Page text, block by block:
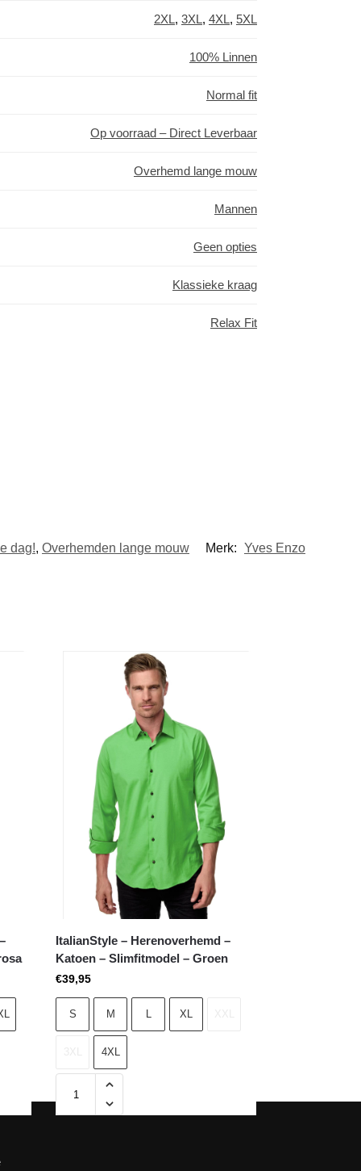
2XL, 3XL, 4XL, 5XL
100% Linnen
Normal fit
Op voorraad – Direct Leverbaar
Overhemd lange mouw
Mannen
Geen opties
Klassieke kraag
Relax Fit
dag!, Overhemden lange mouw Merk: Yves Enzo
ItalianStyle – Herenoverhemd –
Katoen – Slimfitmodel – Groen
€39,95
S M L XL
4XL